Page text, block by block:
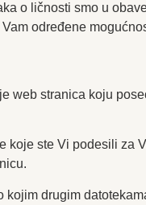
o ličnosti smo u
određene
web stranica koju
koje ste Vi podesili za
kojim drugim